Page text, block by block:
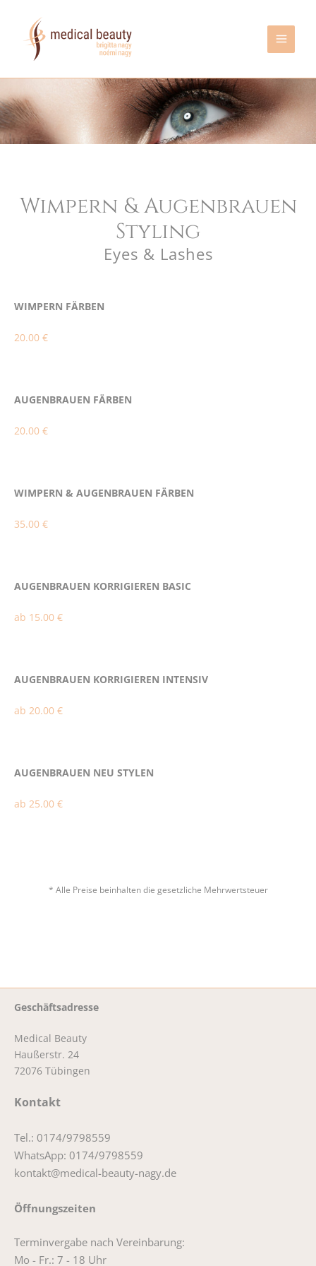
springen
Wimpern & Augenbrauen
Styling
Eyes & Lashes
WIMPERN FÄRBEN
20.00 €
AUGENBRAUEN FÄRBEN
20.00 €
WIMPERN & AUGENBRAUEN FÄRBEN
35.00 €
AUGENBRAUEN KORRIGIEREN BASIC
ab 15.00 €
AUGENBRAUEN KORRIGIEREN INTENSIV
ab 20.00 €
AUGENBRAUEN NEU STYLEN
ab 25.00 €
* Alle Preise beinhalten die gesetzliche Mehrwertsteuer
Geschäftsadresse
Medical Beauty
Haußerstr. 24
72076 Tübingen
Kontakt
Tel.: 0174/9798559
WhatsApp: 0174/9798559
kontakt@medical-beauty-nagy.de
Öffnungszeiten
Terminvergabe nach Vereinbarung:
Mo - Fr.: 7 - 18 Uhr